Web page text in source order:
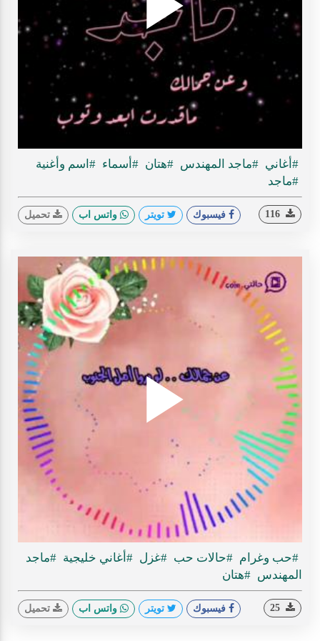
Play
#أغاني #ماجد المهندس #هتان #أسماء #اسم وأغنية
#ماجد
فيسبوك تويتر واتس اب تحميل
Play
#حب وغرام #حالات حب #غزل #أغاني خليجية #ماجد
المهندس #هتان
فيسبوك تويتر واتس اب تحميل